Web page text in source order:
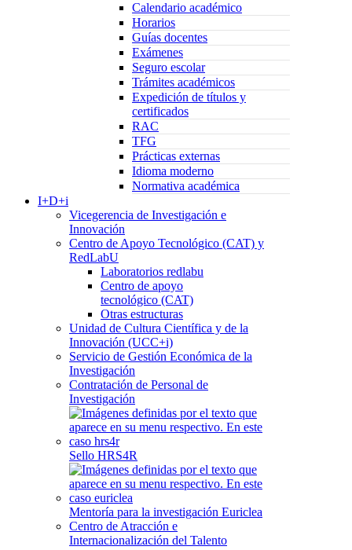
Calendario académico
Horarios
Guías docentes
Exámenes
Seguro escolar
Trámites académicos
Expedición de títulos y
certificados
RAC
TFG
Prácticas externas
Idioma moderno
Normativa académica
I+D+i
Vicegerencia de Investigación e
Innovación
Centro de Apoyo Tecnológico (CAT) y
RedLabU
Laboratorios redlabu
Centro de apoyo
tecnológico (CAT)
Otras estructuras
Unidad de Cultura Científica y de la
Innovación (UCC+i)
Servicio de Gestión Económica de la
Investigación
Contratación de Personal de
Investigación
Sello HRS4R
Mentoría para la investigación Euriclea
Centro de Atracción e
Internacionalización del Talento